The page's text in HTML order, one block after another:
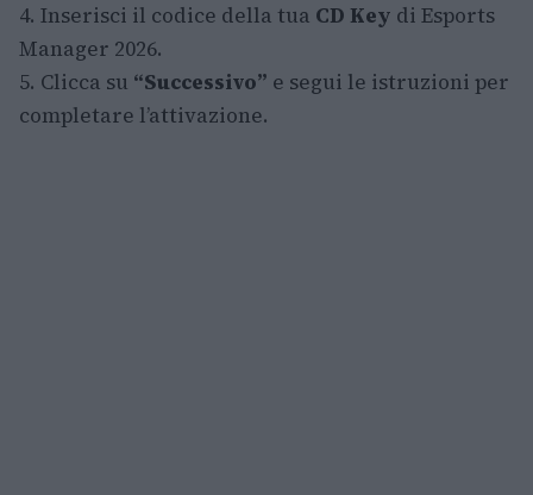
4. Inserisci il codice della tua CD Key di Esports
Manager 2026.
5. Clicca su “Successivo” e segui le istruzioni per
completare l’attivazione.